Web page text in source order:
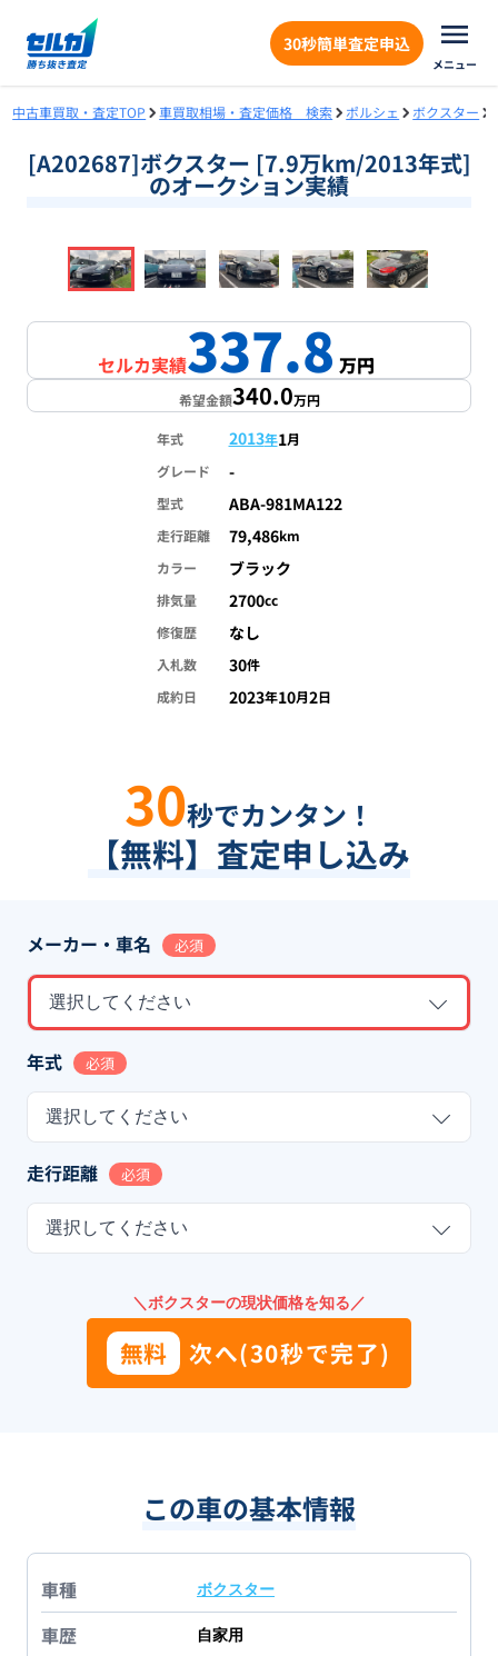
30秒簡単査定申込
メニュー
中古車買取・査定TOP 車買取相場・査定価格 検索 ポルシェ ボクスター
[A202687]ボクスター [7.9万km/2013年式]
のオークション実績
1/18
セルカ実績337.8万円
希望金額340.0万円
年式 2013年1月
グレード
-
型式 ABA-981MA122
走行距離 79,486km
カラー
ブラック
排気量 2700cc
修復歴
なし
入札数 30件
成約日
2023年10月2日
30秒でカンタン！
【無料】査定申し込み
メーカー・車名 必須
選択してください
年式 必須
選択してください
走行距離 必須
選択してください
＼ボクスターの現状価格を知る／
無料 次へ(30秒で完了)
この車の基本情報
車種 ボクスター
車歴 自家用